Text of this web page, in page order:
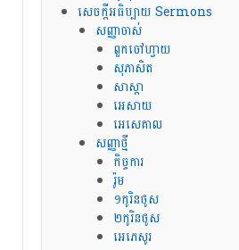
សេចក្ដីអធិប្បាយ Sermons
សញ្ញាចាស់
ពួកចៅហ្វាយ
សុភាសិត
សាស្តា
អេសាយ
អេសេគាល
សញ្ញាថ្មី
កិច្ចការ
រ៉ូម
១កូរិនថូស
២កូរិនថូស
អេភេសូរ